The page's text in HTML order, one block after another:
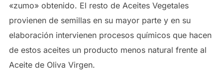
«zumo» obtenido. El resto de Aceites Vegetales
provienen de semillas en su mayor parte y en su
elaboración intervienen procesos químicos que hacen
de estos aceites un producto menos natural frente al
Aceite de Oliva Virgen.